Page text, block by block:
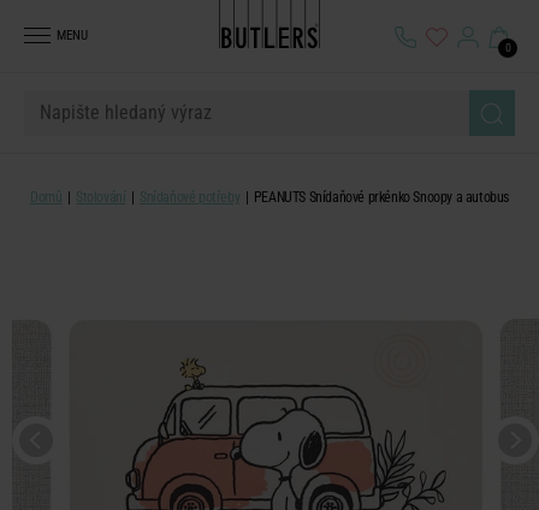
MENU
0
Domů Stolování Snídaňové potřeby PEANUTS Snídaňové prkénko Snoopy a autobus